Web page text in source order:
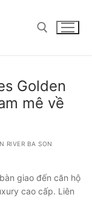
Golden
mê về
RIVER BA SON
giao đến căn hộ
cao cấp. Liên